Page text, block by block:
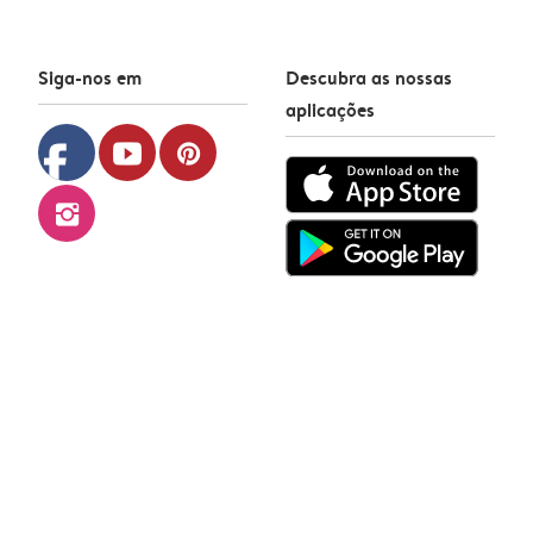
Siga-nos em
facebook youtube pinterest
instagram
Descubra as nossas
aplicações